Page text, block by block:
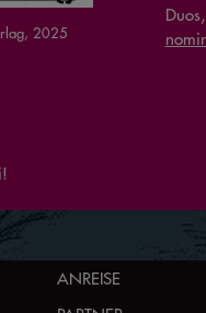
2025
ANREISE